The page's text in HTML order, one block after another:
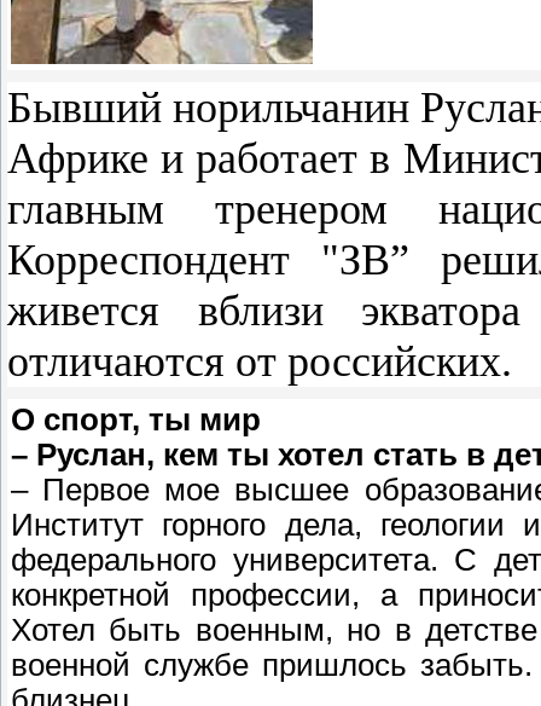
Бывший норильчанин
Африке и работает в
главным тренером
Корреспондент "ЗВ”
живется вблизи
отличаются от российских.
О спорт, ты мир
– Руслан, кем ты хотел стать в
– Первое мое высшее
Институт горного дела, геологии
федерального университета. С
конкретной профессии, а
Хотел быть военным, но в
военной службе пришлось